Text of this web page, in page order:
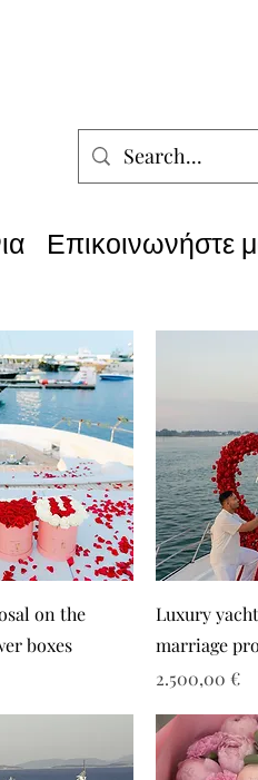
Επικοινωνήστε
on the
boxes
Luxury
marriage
Τιμή
2.500,00 €